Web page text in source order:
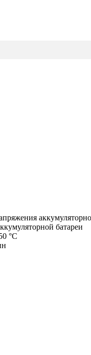
батареи
°С